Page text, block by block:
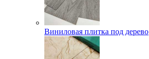
Виниловая плитка под дерево